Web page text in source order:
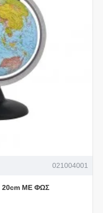
021004001
20cm ΜΕ ΦΩΣ